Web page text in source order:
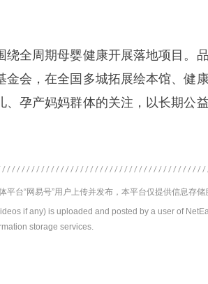
全周期母婴健康开展落地项目。
会，在全国多城拓展绘本馆、健
孕产妈妈群体的关注，以长期公
台“网易号”用户上传并发布，本平台仅提供信息存储
if any) is uploaded and posted by a user of
storage services.